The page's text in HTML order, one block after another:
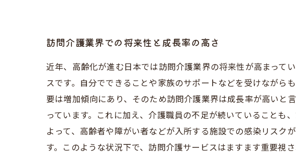
訪問介護業界での将来性と成長率の高さ
近年、高齢化が進む日本では訪問介護業界の将来性が高まって
スです。自分でできることや家族のサポートなどを受けながら
要は増加傾向にあり、そのため訪問介護業界は成長率が高いと
っています。これに加え、介護職員の不足が続いていることも
よって、高齢者や障がい者などが入所する施設での感染リスク
す。このような状況下で、訪問介護サービスはますます重要視